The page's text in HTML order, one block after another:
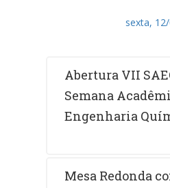
sexta,
Abertura VII
Semana
Engenharia
Mesa Redonda